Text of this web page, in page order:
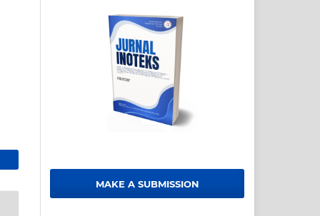
MAKE A SUBMISSION